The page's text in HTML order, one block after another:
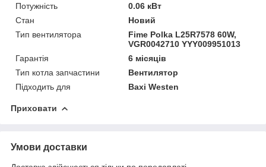
Потужність
0.06 кВт
Стан
Новий
Тип вентилятора
Fime Polka L25R7578 60W,
VGR0042710 YYY009951013
Гарантія
6 місяців
Тип котла запчастини
Вентилятор
Підходить для
Baxi Westen
Приховати
Умови доставки